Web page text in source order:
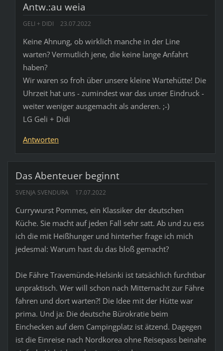
Antw.:au weia
GELI + DIDI 23.07.2022
Keine Ahnung, ob wirklich manche in der Line
warten? Vermutlich jene, die keine lange Anfahrt
haben?
Wir waren so froh über unsere kleine Wartehütte! Die
Uhrzeit hat uns - zumindest war das unser Eindruck -
weiter weniger ausgemacht als anderen. ;-)
LG Geli + Didi
Antworten
Das Abenteuer beginnt
SVENJA SVENDURA 17.07.2022
Currywurst Pommes, ein Klassiker der deutschen
Küche. Sie macht auf jeden Fall sehr satt. Ab und zu ess
ich die mit Heißhunger und hinterher frage ich mich
jedesmal: Warum hast du das bloß gemacht?
Die Fähre Travemünde-Helsinki ist tatsächlich furchtbar
unpraktisch. Wer will schon nach Mitternacht zur Fähre
fahren und dort warten?! Die Idee mit der Hütte war
prima. Und ja: Die deutsche Bürokratie beim
Einchecken auf dem Campingplatz ist ätzend. Dagegen
ist die Einreise nach Nordkorea ohne Reisepass beinahe